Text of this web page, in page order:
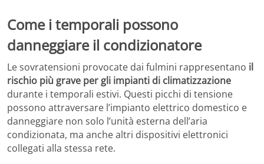
Come i temporali possono
danneggiare il condizionatore
Le sovratensioni provocate dai fulmini rappresentano il
rischio più grave per gli impianti di climatizzazione
durante i temporali estivi. Questi picchi di tensione
possono attraversare l’impianto elettrico domestico e
danneggiare non solo l’unità esterna dell’aria
condizionata, ma anche altri dispositivi elettronici
collegati alla stessa rete.